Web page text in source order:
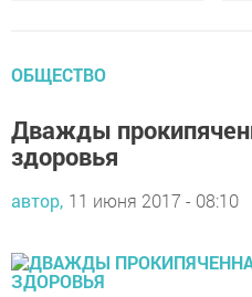
ОБЩЕСТВО
Дважды
здоровья
автор, 11 июня 2017 - 08:10